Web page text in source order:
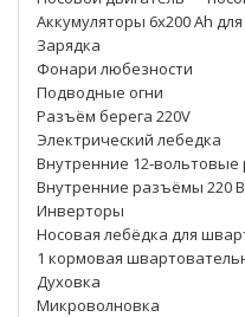
Аккумуляторы 6x200 Ah
Зарядка
Фонари любезности
Подводные огни
Разъём берега 220V
Электрический лебедка
Внутренние 12-вольтовые
Внутренние разъёмы 220 В
Инверторы
Носовая лебёдка для
1 кормовая
Духовка
Микроволновка